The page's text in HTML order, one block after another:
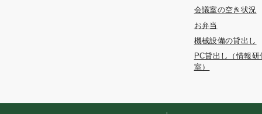
会議室の空き状況
お弁当
機械設備の貸出し
PC貸出し（情報研
室）